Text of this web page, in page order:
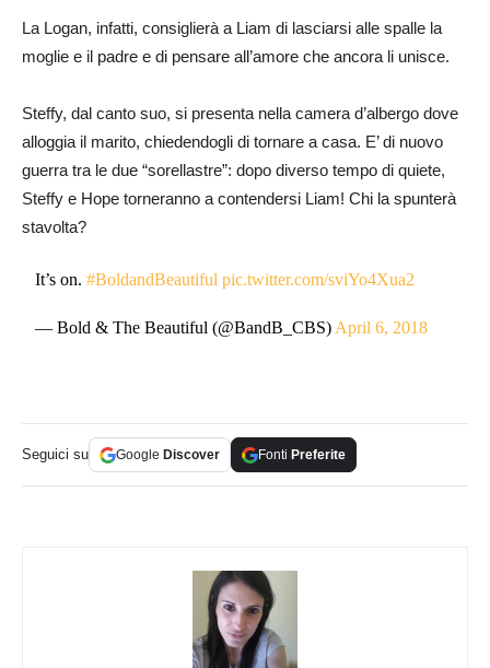
La Logan, infatti, consiglierà a Liam di lasciarsi alle spalle la
moglie e il padre e di pensare all’amore che ancora li unisce.
Steffy, dal canto suo, si presenta nella camera d’albergo dove
alloggia il marito, chiedendogli di tornare a casa. E’ di nuovo
guerra tra le due “sorellastre”: dopo diverso tempo di quiete,
Steffy e Hope torneranno a contendersi Liam! Chi la spunterà
stavolta?
It’s on.#BoldandBeautiful pic.twitter.com/sviYo4Xua2
— Bold & The Beautiful (@BandB_CBS) April 6, 2018
Seguici su Google Discover Fonti Preferite